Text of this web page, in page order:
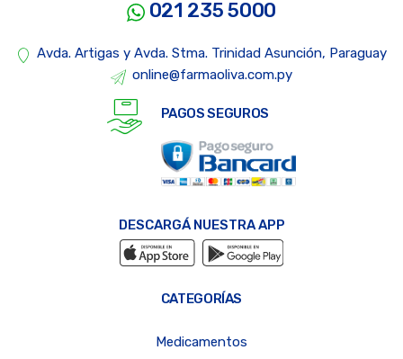
021 235 5000
Avda. Artigas y Avda. Stma. Trinidad Asunción, Paraguay
online@farmaoliva.com.py
PAGOS SEGUROS
DESCARGÁ NUESTRA APP
CATEGORÍAS
Medicamentos